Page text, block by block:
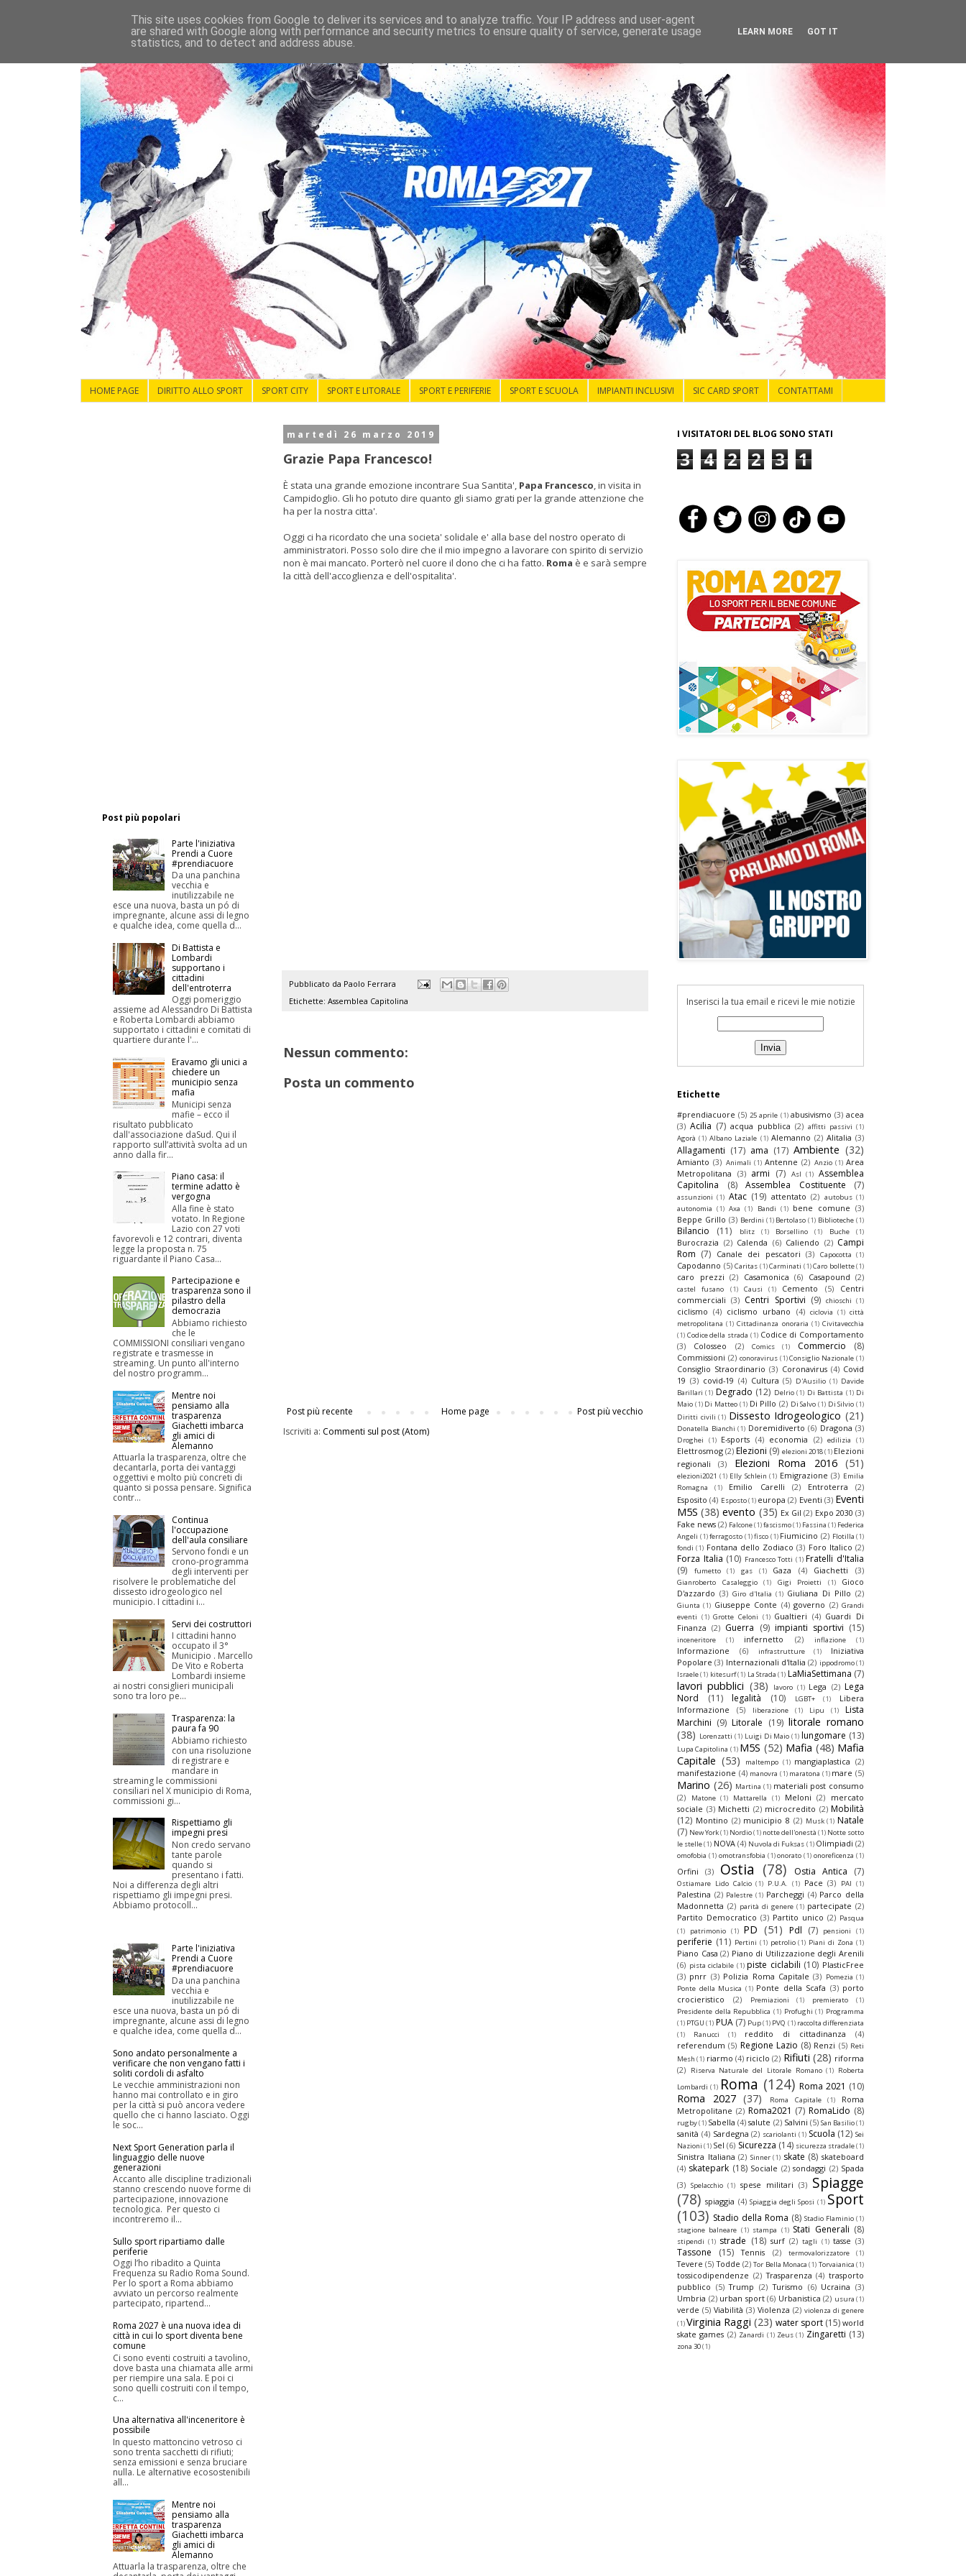
HOME PAGE DIRITTO ALLO SPORT SPORT CITY SPORT E LITORALE SPORT E PERIFERIE SPORT E SCUOLA IMPIANTI INCLUSIVI SIC CARD SPORT CONTATTAMI
martedì 26 marzo 2019
Grazie Papa Francesco!
È stata una grande emozione incontrare Sua Santita', Papa Francesco, in visita in
Campidoglio. Gli ho potuto dire quanto gli siamo grati per la grande attenzione che
ha per la nostra citta'.
Oggi ci ha ricordato che una societa' solidale e' alla base del nostro operato di
amministratori. Posso solo dire che il mio impegno a lavorare con spirito di servizio
non è mai mancato. Porterò nel cuore il dono che ci ha fatto. Roma è e sarà sempre
la città dell'accoglienza e dell'ospitalita'.
Pubblicato da Paolo Ferrara
Etichette: Assemblea Capitolina
Nessun commento:
Posta un commento
Post più recente Post più vecchio
Home page
Iscriviti a: Commenti sul post (Atom)
Post più popolari
Parte l'iniziativa
Prendi a Cuore
#prendiacuore
Da una panchina
vecchia e
inutilizzabile ne
esce una nuova, basta un pó di
impregnante, alcune assi di legno
e qualche idea, come quella d...
Di Battista e
Lombardi
supportano i
cittadini
dell'entroterra
Oggi pomeriggio
assieme ad Alessandro Di Battista
e Roberta Lombardi abbiamo
supportato i cittadini e comitati di
quartiere durante l'...
Eravamo gli unici a
chiedere un
municipio senza
mafia
Municipi senza
mafie – ecco il
risultato pubblicato
dall'associazione daSud. Qui il
rapporto sull’attività svolta ad un
anno dalla fir...
Piano casa: il
termine adatto è
vergogna
Alla fine è stato
votato. In Regione
Lazio con 27 voti
favorevoli e 12 contrari, diventa
legge la proposta n. 75
riguardante il Piano Casa...
Partecipazione e
trasparenza sono il
pilastro della
democrazia
Abbiamo richiesto
che le
COMMISSIONI consiliari vengano
registrate e trasmesse in
streaming. Un punto all'interno
del nostro programm...
Mentre noi
pensiamo alla
trasparenza
Giachetti imbarca
gli amici di
Alemanno
Attuarla la trasparenza, oltre che
decantarla, porta dei vantaggi
oggettivi e molto più concreti di
quanto si possa pensare. Significa
contr...
Continua
l'occupazione
dell'aula consiliare
Servono fondi e un
crono-programma
degli interventi per
risolvere le problematiche del
dissesto idrogeologico nel
municipio. I cittadini i...
Servi dei costruttori
I cittadini hanno
occupato il 3°
Municipio . Marcello
De Vito e Roberta
Lombardi insieme
ai nostri consiglieri municipali
sono tra loro pe...
Trasparenza: la
paura fa 90
Abbiamo richiesto
con una risoluzione
di registrare e
mandare in
streaming le commissioni
consiliari nel X municipio di Roma,
commissioni gi...
Rispettiamo gli
impegni presi
Non credo servano
tante parole
quando si
presentano i fatti.
Noi a differenza degli altri
rispettiamo gli impegni presi.
Abbiamo protocoll...
Parte l'iniziativa
Prendi a Cuore
#prendiacuore
Da una panchina
vecchia e
inutilizzabile ne
esce una nuova, basta un pó di
impregnante, alcune assi di legno
e qualche idea, come quella d...
Sono andato personalmente a
verificare che non vengano fatti i
soliti cordoli di asfalto
Le vecchie amministrazioni non
hanno mai controllato e in giro
per la città si può ancora vedere
quello che ci hanno lasciato. Oggi
le soc...
Next Sport Generation parla il
linguaggio delle nuove
generazioni
Accanto alle discipline tradizionali
stanno crescendo nuove forme di
partecipazione, innovazione
tecnologica. Per questo ci
incontreremo il...
Sullo sport ripartiamo dalle
periferie
Oggi l’ho ribadito a Quinta
Frequenza su Radio Roma Sound.
Per lo sport a Roma abbiamo
avviato un percorso realmente
partecipato, ripartend...
Roma 2027 è una nuova idea di
città in cui lo sport diventa bene
comune
Ci sono eventi costruiti a tavolino,
dove basta una chiamata alle armi
per riempire una sala. E poi ci
sono quelli costruiti con il tempo,
c...
Una alternativa all'inceneritore è
possibile
In questo mattoncino vetroso ci
sono trenta sacchetti di rifiuti;
senza emissioni e senza bruciare
nulla. Le alternative ecosostenibili
all...
Mentre noi
pensiamo alla
trasparenza
Giachetti imbarca
gli amici di
Alemanno
Attuarla la trasparenza, oltre che
I VISITATORI DEL BLOG SONO STATI
3 4 2 2 3 1
Inserisci la tua email e ricevi le mie notizie
Etichette
#prendiacuore (5) 25 aprile (1) abusivismo (3) acea
(3) Acilia (7) acqua pubblica (2) affitti passivi (1)
Agorà (1) Albano Laziale (1) Alemanno (2) Alitalia (3)
Allagamenti (17) ama (17) Ambiente (32)
Amianto (3) Animali (1) Antenne (2) Anzio (1) Area
Metropolitana (3) armi (7) Asl (1) Assemblea
Capitolina
(8) Assemblea Costituente (7)
assunzioni (1) Atac (19) attentato (2) autobus (1)
autonomia (1) Axa (1) Bandi (1) bene comune (3)
Beppe Grillo (3) Berdini (1) Bertolaso (1) Biblioteche (1)
Bilancio (11) blitz (1) Borsellino (1) Buche (1)
Burocrazia (2) Calenda (6) Caliendo (2) Campi
Rom (7) Canale dei pescatori (3) Capocotta (1)
Capodanno (5) Caritas (1)Carminati (1)Caro bollette(1)
caro prezzi (2) Casamonica (6) Casapound (2)
castel fusano (1) Causi (1) Cemento (5)
Centri
commerciali (3) Centri Sportivi (9) chioschi (1)
ciclismo (4) ciclismo urbano (4) ciclovia (1) città
metropolitana (1) Cittadinanza onoraria (1) Civitavecchia
(1) Codice della strada (1) Codice di Comportamento
(3)
Colosseo (2) Comics (1) Commercio (8)
Commissioni (2) conoravirus (1) Consiglio Nazionale (1)
Consiglio Straordinario (3) Coronavirus (4) Covid
19 (3) covid-19 (4) Cultura (5) D'Ausilio (1) Davide
Barillari (1) Degrado (12) Delrio (1) Di Battista (1) Di
Maio (1) Di Matteo (1) Di Pillo (2) Di Salvo (1) Di Silvio (1)
Diritti civili (1) Dissesto Idrogeologico (21)
Donatella Bianchi (1) Doremidiverto (6) Dragona (3)
Droghei (1) E-sports (4) economia (2) edilizia (1)
Elettrosmog (2) Elezioni (9) elezioni 2018(1) Elezioni
regionali
(3) Elezioni Roma 2016 (51)
elezioni2021 (1) Elly Schlein (1) Emigrazione (3) Emilia
Romagna
(1) Emilio Carelli (2) Entroterra
(2)
Esposito (4) Esposto(1) europa (2) Eventi (3) Eventi
M5S (38) evento (35) Ex Gil (2) Expo 2030 (3)
Fake news (2) Falcone(1)fascismo(1) Fassina (1) Federica
Angeli (1)ferragosto (1)fisco (1) Fiumicino (2) Flotilla (1)
fondi (1) Fontana dello Zodiaco (3) Foro Italico (2)
Forza Italia (10) Francesco Totti (1) Fratelli d'Italia
(9)
fumetto (1) gas (1) Gaza (4) Giachetti (3)
Gianroberto Casaleggio (1) Gigi Proietti (1)
Gioco
D'azzardo (3) Giro d'Italia (1) Giuliana Di Pillo (2)
Giunta (1) Giuseppe Conte (4) governo (2) Grandi
eventi (1) Grotte Celoni (1) Gualtieri (4) Guardi Di
Finanza (2) Guerra (9) impianti sportivi (15)
inceneritore (1) infernetto (2) inflazione (1)
Informazione (6) infrastrutture (1)
Iniziativa
Popolare (3) Internazionali d'Italia (2) ippodromo(1)
Israele(1) kitesurf(1) La Strada (1) LaMiaSettimana (7)
lavori pubblici (38) lavoro (1) Lega (2) Lega
Nord
(11) legalità (10) LGBT+ (1)
Libera
Informazione
(5) liberazione (1) Lipu (1)
Lista
Marchini (9) Litorale (19) litorale romano
(38) Lorenzatti (1) Luigi Di Maio (1) lungomare (13)
Lupa Capitolina (1) M5S (52) Mafia (48) Mafia
Capitale (53) maltempo (1) mangiaplastica (2)
manifestazione (4) manovra (1) maratona (1) mare (5)
Marino (26) Martina (1) materiali post consumo
(2)
Matone (1) Mattarella (1) Meloni (2) mercato
sociale (3) Michetti (2) microcredito (2) Mobilità
(12) Montino (2) municipio 8 (2) Musk (1) Natale
(7) New York(1) Nordio(1) notte dell'onestà (1) Notte sotto
le stelle(1) NOVA (4) Nuvola di Fuksas (1) Olimpiadi (2)
omofobia (1) omotransfobia (1) onorato (1) onoreficenza (1)
Orfini (3) Ostia (78) Ostia Antica (7)
Ostiamare Lido Calcio (1) P.U.A. (1) Pace (3) PAI (1)
Palestina (2) Palestre (1) Parcheggi (4) Parco della
Madonnetta (2) parità di genere (1) partecipate (2)
Partito Democratico (3) Partito unico (2) Pasqua
(1)
patrimonio (1) PD (51) Pdl (7) pensioni (1)
periferie (11) Pertini (1) petrolio (1) Piani di Zona (1)
Piano Casa (2) Piano di Utilizzazione degli Arenili
(6) pista ciclabile (1) piste ciclabili (10) PlasticFree
(3) pnrr (3) Polizia Roma Capitale (3) Pomezia (1)
Ponte della Musica (1) Ponte della Scafa (3) porto
crocieristico
(2) Premiazioni (1) premierato
(1)
Presidente della Repubblica (1) Profughi (1) Programma
(1) PTGU (1) PUA (7) Pup(1) PVQ (1) raccolta differenziata
(1)
Ranucci (1) reddito di cittadinanza
(4)
referendum (5) Regione Lazio (8) Renzi (5) Reti
Mesh (1) riarmo (4) riciclo (2) Rifiuti (28) riforma
(2)
Riserva Naturale del Litorale Romano (1) Roberta
Lombardi (1) Roma (124) Roma 2021 (10)
Roma 2027 (37) Roma Capitale (1)
Roma
Metropolitane (2) Roma2021 (7) RomaLido (8)
rugby(1) Sabella (4) salute (2) Salvini (5) San Basilio(1)
sanità (4) Sardegna (2) scariolanti (1) Scuola (12) Sei
Nazioni (1) Sel (6) Sicurezza (14) sicurezza stradale(1)
Sinistra Italiana (2) Sinner (1) skate (8) skateboard
(4) skatepark (18) Sociale (2) sondaggi (2) Spada
(3) Spelacchio (1) spese militari (3) Spiagge
(78) spiaggia (4) Spiaggia degli Sposi (1) Sport
(103) Stadio della Roma (8) Stadio Flaminio (1)
stagione balneare (1) stampa (1) Stati Generali (8)
stipendi (1) strade (18) surf (2) tagli (1) tasse (3)
Tassone (15) Tennis (2) termovalorizzatore (1)
Tevere (5) Todde (2) Tor Bella Monaca (1) Torvaianica (1)
tossicodipendenze (2) Trasparenza (4) trasporto
pubblico (5) Trump (2) Turismo (6) Ucraina (3)
Umbria (2) urban sport (6) Urbanistica (2) usura (1)
verde (5) Viabilità (3) Violenza (2) violenza di genere
(1)Virginia Raggi (23) water sport (15) world
skate games (2) Zanardi (1) Zeus (1) Zingaretti (13)
zona 30(1)
This site uses cookies from Google to deliver its services and to analyze traffic. Your IP address and user-agent
are shared with Google along with performance and security metrics to ensure quality of service, generate usage
statistics, and to detect and address abuse.
LEARN MORE GOT IT